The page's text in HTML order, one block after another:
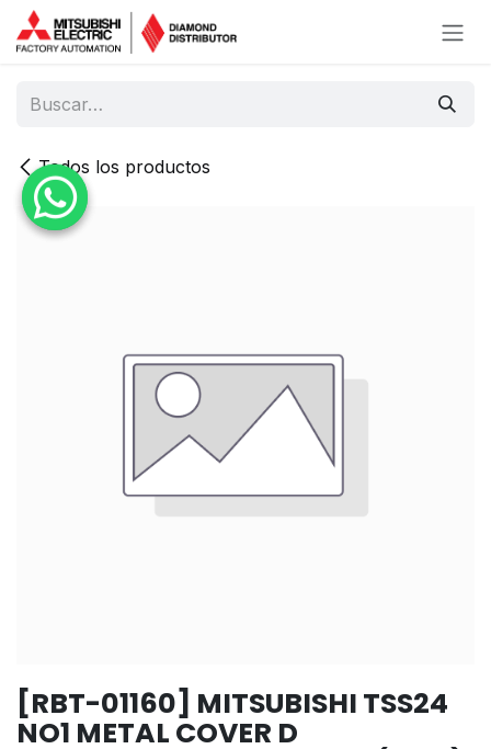
Ir al contenido
Todos los productos
[RBT-01160] MITSUBISHI TSS24
NO1 METAL COVER D